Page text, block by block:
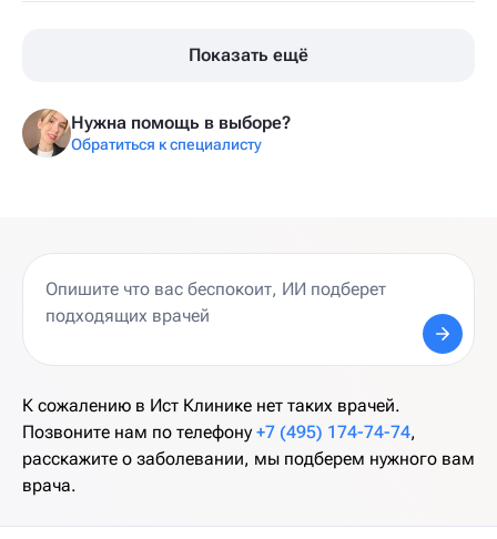
Нужна помощь в выборе?
Обратиться к специалисту
Показать ещё
К сожалению в Ист Клинике нет таких врачей.
Позвоните нам по телефону +7 (495) 174-74-74,
расскажите о заболевании, мы подберем нужного вам
врача.